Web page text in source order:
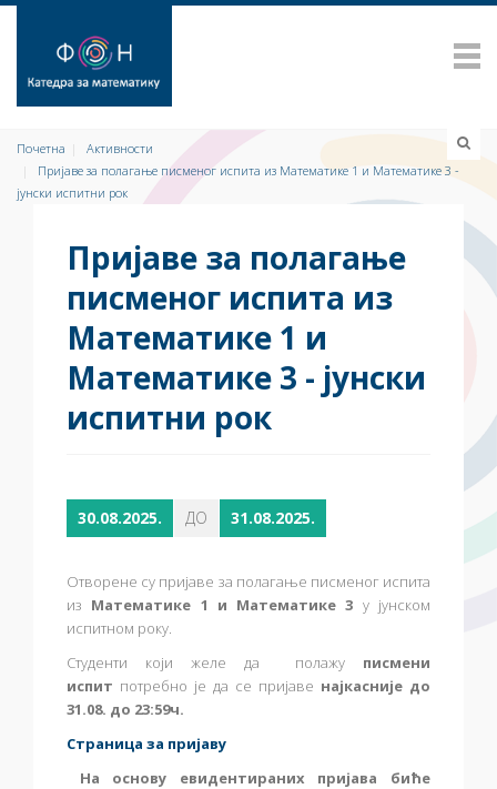
Почетна
Активности
Пријаве за полагање писменог испита из Математике 1 и Математике 3 -
јунски испитни рок
Пријаве за полагање
писменог испита из
Математике 1 и
Математике 3 - јунски
испитни рок
30.08.2025. ДО 31.08.2025.
Отворене су пријаве за полагање писменог испита
из Математике 1 и Математике 3 у јунском
испитном року.
Студенти који желе да полажу писмени
испит потребно је да се пријаве најкасније до
31.08. до 23:59ч.
Страница за пријаву
На основу евидентираних пријава биће